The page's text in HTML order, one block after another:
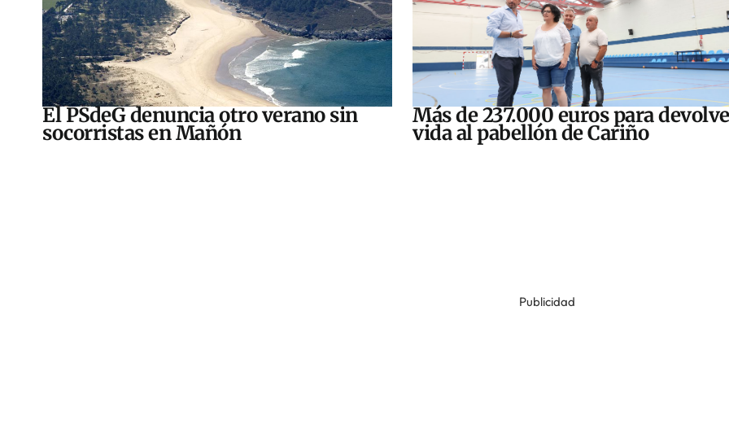
El PSdeG denuncia otro verano sin
socorristas en Mañón
Más de 237.000 euros para
vida al pabellón de Cariño
Publicidad